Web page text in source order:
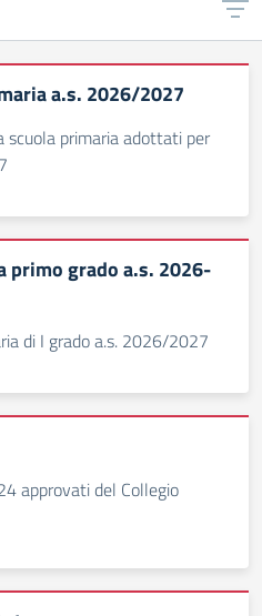
a.s. 2026/2027
scuola primaria adottati per
primo grado a.s. 2026-
di I grado a.s. 2026/2027
approvati del Collegio